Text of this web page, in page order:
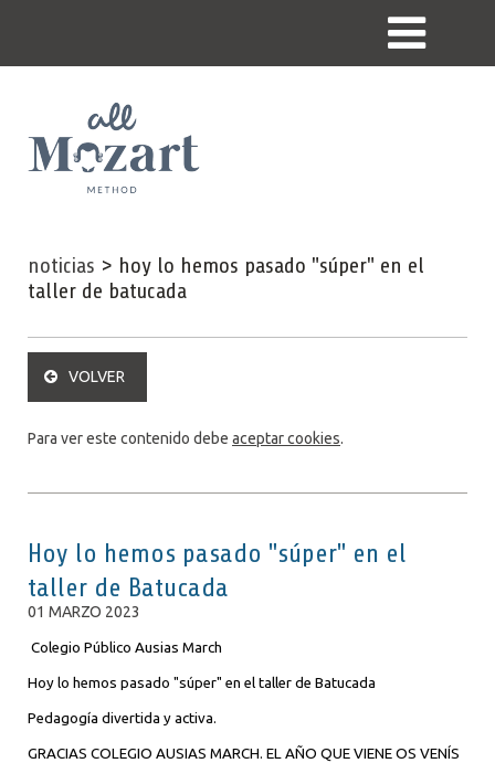
noticias > hoy lo hemos pasado "súper" en el
taller de batucada
VOLVER
Para ver este contenido debe aceptar cookies.
Hoy lo hemos pasado "súper" en el
taller de Batucada
01 MARZO 2023
Colegio Público Ausias March
Hoy lo hemos pasado "súper" en el taller de Batucada
Pedagogía divertida y activa.
GRACIAS COLEGIO AUSIAS MARCH. EL AÑO QUE VIENE OS VENÍS